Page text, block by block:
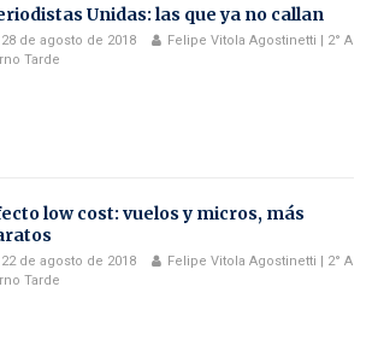
Unidas: las que ya no callan
28 de agosto de 2018
Felipe Vitola Agostinetti | 2° A
Tarde
low cost: vuelos y micros, más
22 de agosto de 2018
Felipe Vitola Agostinetti | 2° A
Tarde